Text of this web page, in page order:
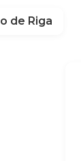
de Riga